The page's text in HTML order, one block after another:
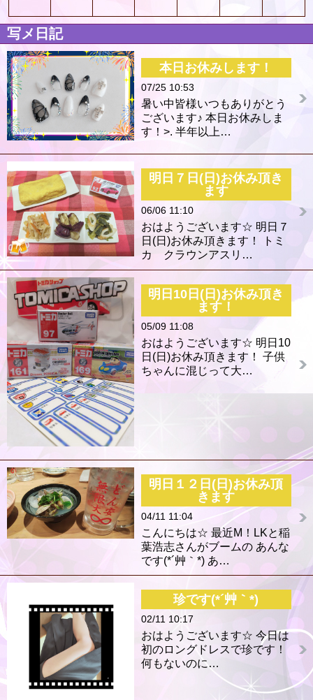
写メ日記
本日お休みします！
07/25 10:53
暑い中皆様いつもありがとう
ございます♪ 本日お休みしま
す！>⁠.⁠ 半年以上…
明日７日(日)お休み頂き
ます
06/06 11:10
おはようございます☆ 明日７
日(日)お休み頂きます！ トミ
カ クラウンアスリ…
明日10日(日)お休み頂き
ます！
05/09 11:08
おはようございます☆ 明日10
日(日)お休み頂きます！ 子供
ちゃんに混じって大…
明日１２日(日)お休み頂
きます
04/11 11:04
こんにちは☆ 最近M！LKと稲
葉浩志さんがブームの あんな
です(*´艸｀*) あ…
珍です(*´艸｀*)
02/11 10:17
おはようございます☆ 今日は
初のロングドレスで珍です！
何もないのに…